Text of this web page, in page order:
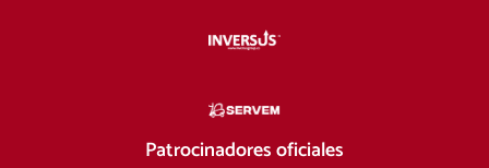
Patrocinadores oficiales